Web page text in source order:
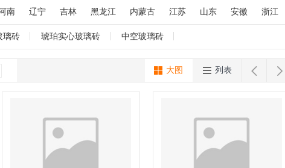
玻璃马赛克 强化玻璃 水晶 玻璃砖 玻璃移门 智能调光玻璃
玻璃 工艺玻璃 烤漆玻璃 刻花玻璃
南 辽宁 吉林 黑龙江 内蒙古 江苏 山东 安徽 浙江
西藏 陕西 甘肃 青海 宁夏
璃砖 琥珀实心玻璃砖 中空玻璃砖
 
大图 列表